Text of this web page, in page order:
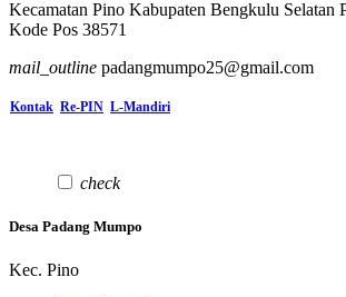
Kecamatan Pino Kabupaten Bengkulu Selatan
Kode Pos 38571
mail_outline padangmumpo25@gmail.com
Kontak Re-PIN L-Mandiri
check
Desa Padang Mumpo
Kec. Pino